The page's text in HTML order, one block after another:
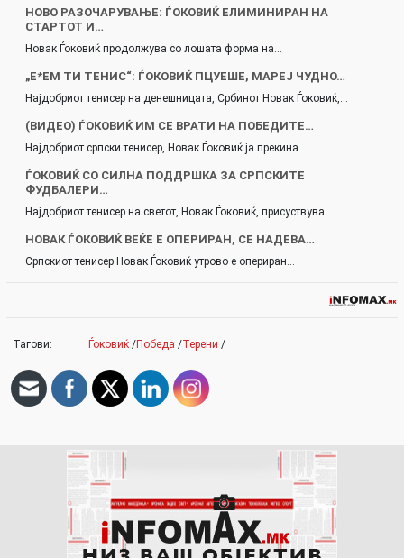
НОВО РАЗОЧАРУВАЊЕ: ЃОКОВИЌ ЕЛИМИНИРАН НА
СТАРТОТ И…
Новак Ѓоковиќ продолжува со лошата форма на…
„Е*ЕМ ТИ ТЕНИС“: ЃОКОВИЌ ПЦУЕШЕ, МАРЕЈ ЧУДНО…
Најдобриот тенисер на денешницата, Србинот Новак Ѓоковиќ,…
(ВИДЕО) ЃОКОВИЌ ИМ СЕ ВРАТИ НА ПОБЕДИТЕ…
Најдобриот српски тенисер, Новак Ѓоковиќ ја прекина…
ЃОКОВИЌ СО СИЛНА ПОДДРШКА ЗА СРПСКИТЕ
ФУДБАЛЕРИ…
Најдобриот тенисер на светот, Новак Ѓоковиќ, присуствува…
НОВАК ЃОКОВИЌ ВЕЌЕ Е ОПЕРИРАН, СЕ НАДЕВА…
Српскиот тенисер Новак Ѓоковиќ утрово е опериран…
Тагови: Ѓоковиќ /Победа /Терени /